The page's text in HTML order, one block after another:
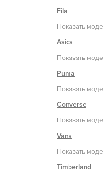
Fila
Показать
Asics
Показать
Puma
Показать
Converse
Показать
Vans
Показать
Timberland